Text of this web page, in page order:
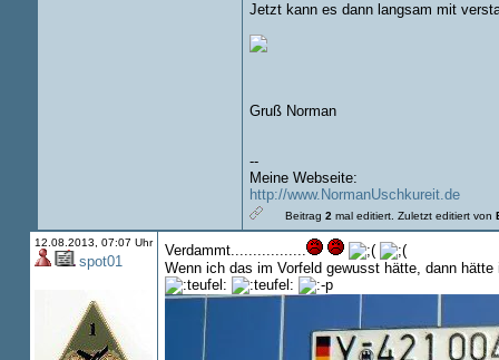
Jetzt kann es dann langsam mit
Gruß Norman
--
Meine Webseite:
http://www.NormanUschkureit.de
Beitrag 2 mal editiert. Zuletzt editiert von
12.08.2013, 07:07 Uhr
spot01
Verdammt.................
Wenn ich das im Vorfeld gewusst hätte, dann